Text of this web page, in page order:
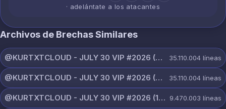
· adelántate a los atacantes
Archivos de Brechas Similares
@KURTXTCLOUD - JULY 30 VIP #2026 (115).txt 35.110.004 líneas
@KURTXTCLOUD - JULY 30 VIP #2026 (114).txt 35.110.004 líneas
@KURTXTCLOUD - JULY 30 VIP #2026 (113).txt 9.470.003 líneas